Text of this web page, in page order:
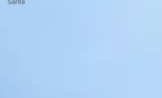
Santé